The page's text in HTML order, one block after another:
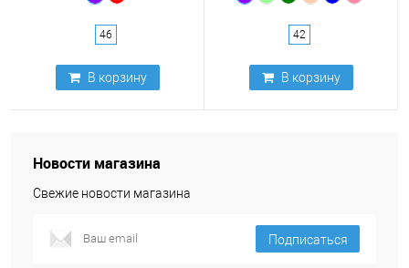
46
В корзину
42
В корзину
Новости магазина
Свежие новости магазина
Подписаться